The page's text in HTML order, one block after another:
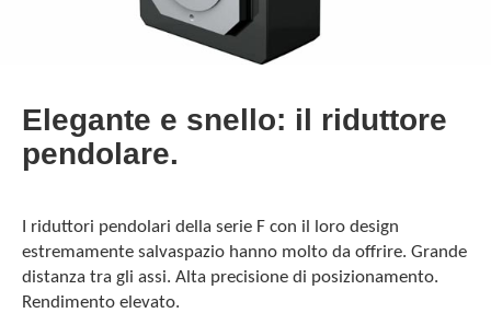
Elegante e snello: il riduttore
pendolare.
I riduttori pendolari della serie F con il loro design
estremamente salvaspazio hanno molto da offrire. Grande
distanza tra gli assi. Alta precisione di posizionamento.
Rendimento elevato.